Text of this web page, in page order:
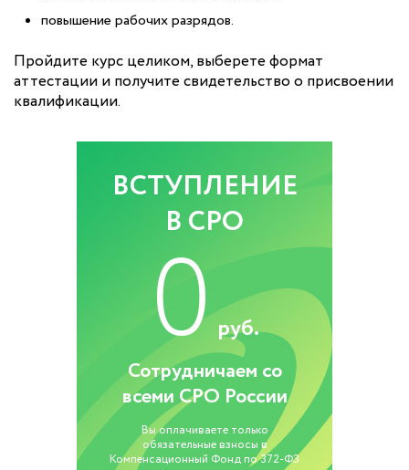
повышение рабочих разрядов.
Пройдите курс целиком, выберете формат
аттестации и получите свидетельство о присвоении
квалификации.
ВСТУПЛЕНИЕ
В СРО
0 руб.
Сотрудничаем со
всеми СРО России
Вы оплачиваете только
обязательные взносы в
Компенсационный Фонд по 372-ФЗ